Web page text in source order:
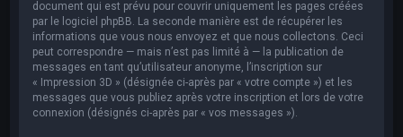
document qui est prévu pour couvrir uniquement les pages créées
par le logiciel phpBB. La seconde manière est de récupérer les
informations que vous nous envoyez et que nous collectons. Ceci
peut correspondre — mais n’est pas limité à — la publication de
messages en tant qu’utilisateur anonyme, l’inscription sur
« Impression 3D » (désignée ci-après par « votre compte ») et les
messages que vous publiez après votre inscription et lors de votre
connexion (désignés ci-après par « vos messages »).